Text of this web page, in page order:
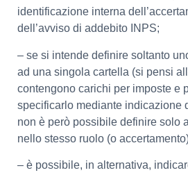
identificazione interna
dell’avviso di addebito INPS;
– se si intende definire soltanto
ad una singola cartella (si pensi
contengono carichi per imposte e
specificarlo mediante indicazione
non è però possibile definire solo
nello stesso ruolo (o
– è possibile, in alternativa,